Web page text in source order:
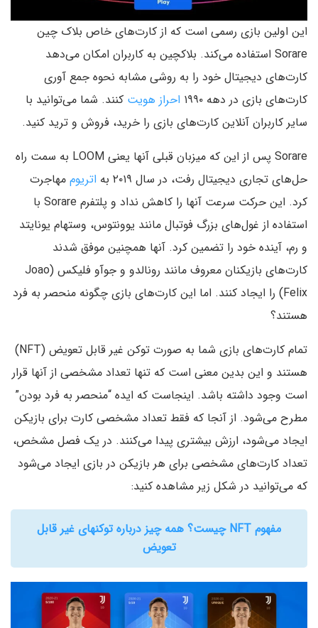
این اولین بازی رسمی است که از کارت‌های خاص بلاک چین
Sorare استفاده می‌کند. بلاکچین به کاربران امکان می‌دهد
کارت‌های دیجیتال خود را به روشی مشابه نحوه جمع آوری
کارت‌های بازی در دهه ۱۹۹۰
احراز هویت کنند. شما می‌توانید با
سایر کاربران آنلاین کارت‌های بازی را خرید، فروش و ترید کنید.
Sorare پس از این که میزبان قبلی آنها یعنی LOOM به سمت راه
حل‌های تجاری دیجیتال رفت، در سال ۲۰۱۹ به
اتریوم مهاجرت
کرد. این حرکت سرعت آنها را کاهش نداد و پلتفرم Sorare با
استفاده از غول‌های بزرگ فوتبال مانند یوونتوس، وستهام یونایتد
و رم، آینده خود را تضمین کرد. آنها همچنین موفق شدند
کارت‌های بازیکنان معروف مانند رونالدو و جوآو فلیکس (Joao
Felix) را ایجاد کنند. اما این کارت‌های بازی چگونه منحصر‌ به فرد
هستند؟
تمام کارت‌های بازی شما به صورت توکن غیر قابل تعویض (NFT)
هستند و این بدین معنی است که تنها تعداد مشخصی از آنها قرار
است وجود داشته باشد. اینجاست که ایده “منحصر‌ به فرد بودن”
مطرح می‌شود. از آنجا که فقط تعداد مشخصی کارت برای بازیکن
ایجاد می‌شود، ارزش بیشتری پیدا می‌کنند. در یک فصل مشخص،
تعداد کارت‌های مشخصی برای هر بازیکن در بازی ایجاد می‌شود
که می‌توانید در شکل زیر مشاهده کنید:
مفهوم NFT چیست؟ همه چیز درباره توکنهای غیر قابل
تعویض